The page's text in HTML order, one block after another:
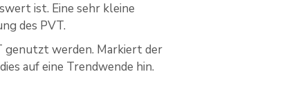
ist. Eine sehr kleine
des PVT.
genutzt werden. Markiert der
auf eine Trendwende hin.